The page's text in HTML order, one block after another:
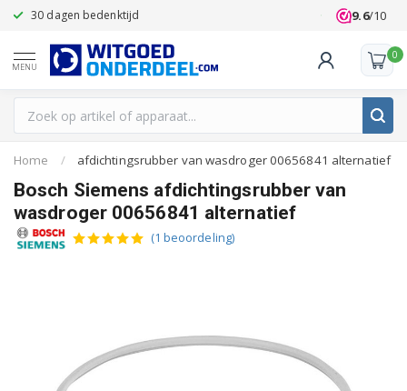
30 dagen bedenktijd Klanten
9.6/10
MENU
0
Home / afdichtingsrubber van wasdroger 00656841 alternatief
Bosch Siemens afdichtingsrubber van
wasdroger 00656841 alternatief
(1 beoordeling)